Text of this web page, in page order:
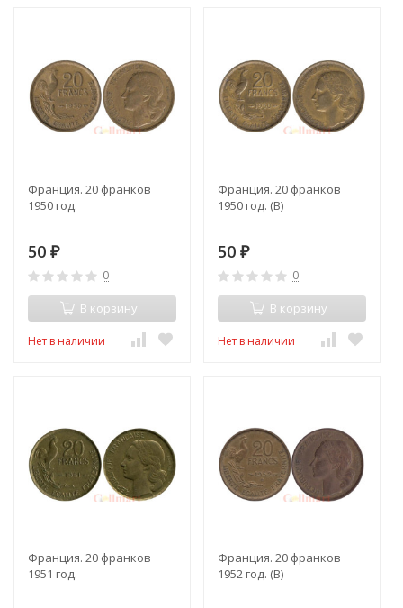
Франция. 20 франков
1950 год.
50 ₽
0
В корзину
Нет в наличии
Франция. 20 франков
1950 год. (B)
50 ₽
0
В корзину
Нет в наличии
Франция. 20 франков
1951 год.
Франция. 20 франков
1952 год. (B)